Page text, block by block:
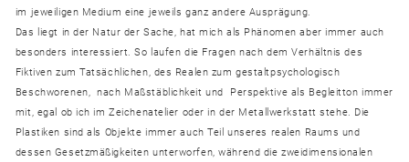
im jeweiligen Medium eine jeweils ganz andere Ausprägung.
Das liegt in der Natur der Sache, hat mich als Phänomen aber immer auch
besonders interessiert. So laufen die Fragen nach dem Verhältnis des
Fiktiven zum Tatsächlichen, des Realen zum gestaltpsychologisch
Beschworenen, nach Maßstäblichkeit und Perspektive als Begleitton immer
mit, egal ob ich im Zeichenatelier oder in der Metallwerkstatt stehe. Die
Plastiken sind als Objekte immer auch Teil unseres realen Raums und
dessen Gesetzmäßigkeiten unterworfen, während die zweidimensionalen